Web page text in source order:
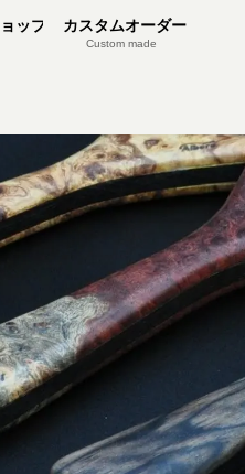
ップ カスタムオーダー
Custom made